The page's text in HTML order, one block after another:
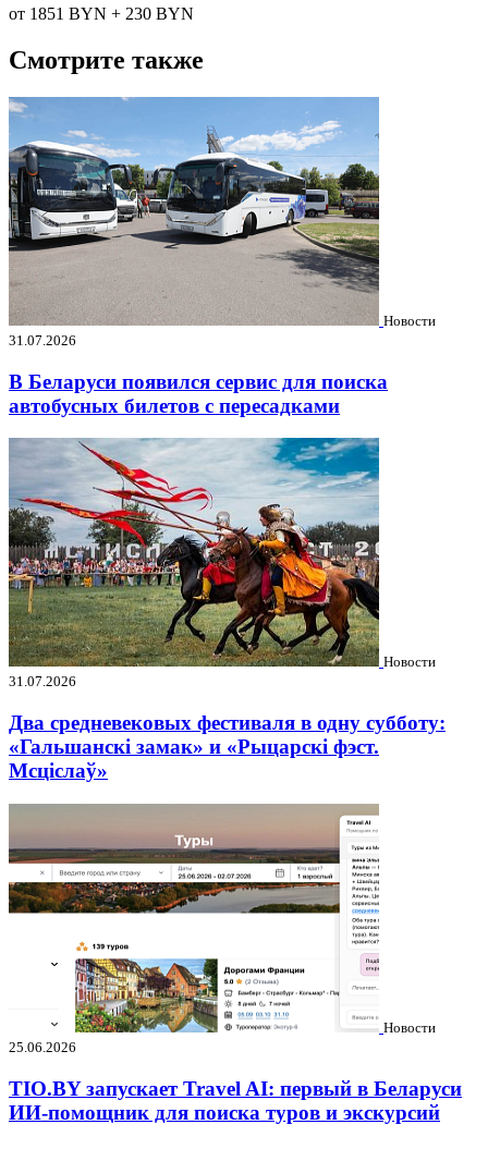
от 1851 BYN + 230 BYN
Смотрите также
Новости
31.07.2026
В Беларуси появился сервис для поиска
автобусных билетов с пересадками
Новости
31.07.2026
Два средневековых фестиваля в одну субботу:
«Гальшанскі замак» и «Рыцарскі фэст.
Мсціслаў»
Новости
25.06.2026
TIO.BY запускает Travel AI: первый в Беларуси
ИИ-помощник для поиска туров и экскурсий